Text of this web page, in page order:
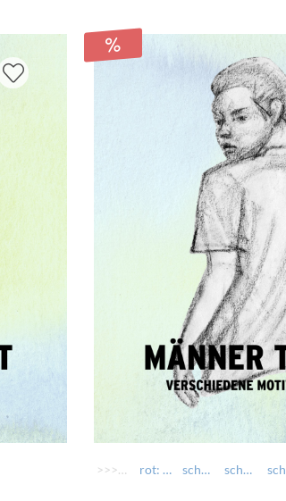
>>>> AUSWÄHLEN >>>> rot: Kini wara schwarz: Hopfn und Moiz verlorn schwarz: Hoits Mei, i bin voi nett